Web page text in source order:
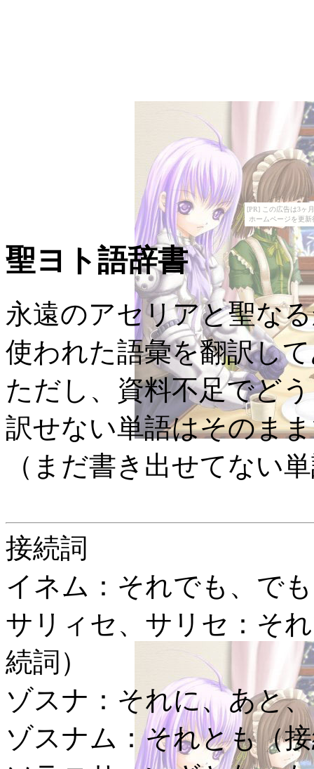
[PR] この広告は3ヶ
ホームページを更
聖ヨト語辞書
永遠のアセリアと聖な
使われた語彙を翻訳し
ただし、資料不足でど
訳せない単語はそのま
（まだ書き出せてない
接続詞
イネム： それでも、で
サリィセ、サリセ： そ
続詞）
ゾスナ： それに、あと
ゾスナム：それとも（